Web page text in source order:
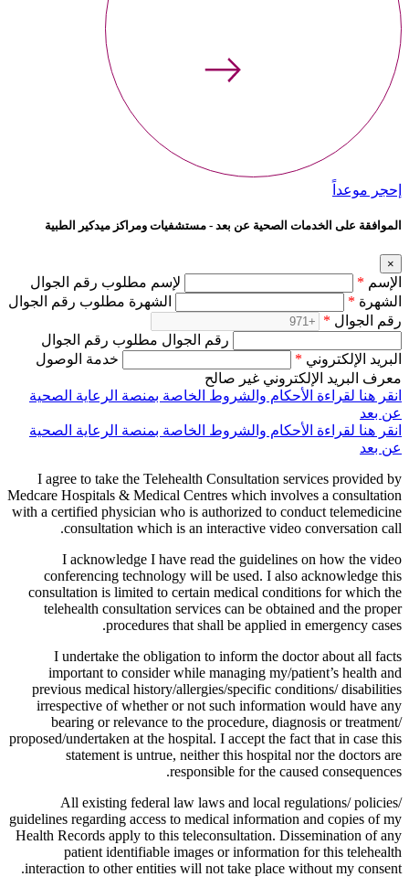
إحجر موعداً
الموافقة على الخدمات الصحية عن بعد - مستشفيات ومراكز ميدكير الطبية
×
الإسم *
لإسم مطلوب رقم الجوال
الشهرة *
الشهرة مطلوب رقم الجوال
رقم الجوال *
رقم الجوال مطلوب رقم الجوال
البريد الإلكتروني *
خدمة الوصول
معرف البريد الإلكتروني غير صالح
انقر هنا لقراءة الأحكام والشروط الخاصة بمنصة الرعاية الصحية
عن بعد
انقر هنا لقراءة الأحكام والشروط الخاصة بمنصة الرعاية الصحية
عن بعد
I agree to take the Telehealth Consultation services provided by
Medcare Hospitals & Medical Centres which involves a consultation
with a certified physician who is authorized to conduct telemedicine
consultation which is an interactive video conversation call.
I acknowledge I have read the guidelines on how the video
conferencing technology will be used. I also acknowledge this
consultation is limited to certain medical conditions for which the
telehealth consultation services can be obtained and the proper
procedures that shall be applied in emergency cases.
I undertake the obligation to inform the doctor about all facts
important to consider while managing my/patient’s health and
previous medical history/allergies/specific conditions/ disabilities
irrespective of whether or not such information would have any
bearing or relevance to the procedure, diagnosis or treatment/
proposed/undertaken at the hospital. I accept the fact that in case this
statement is untrue, neither this hospital nor the doctors are
responsible for the caused consequences.
All existing federal law laws and local regulations/ policies/
guidelines regarding access to medical information and copies of my
Health Records apply to this teleconsultation. Dissemination of any
patient identifiable images or information for this telehealth
interaction to other entities will not take place without my consent.